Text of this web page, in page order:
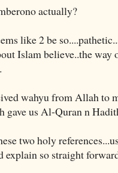
actually?
like 2 be
Islam believe..the
wahyu from Allah to
gave us Al-Quran n
two holy
explain so straight